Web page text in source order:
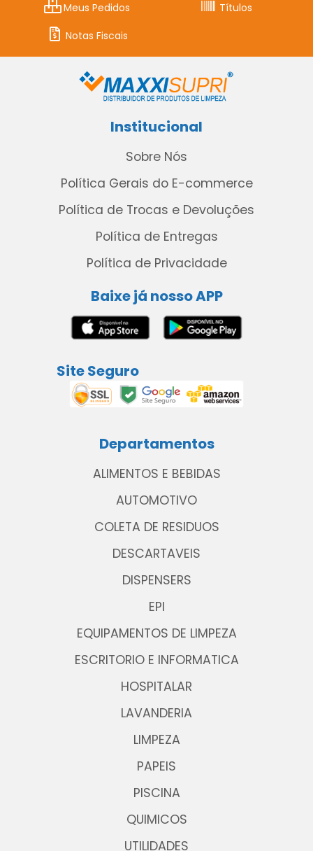
Meus Pedidos
Títulos
Notas Fiscais
Institucional
Sobre Nós
Política Gerais do E-commerce
Política de Trocas e Devoluções
Política de Entregas
Política de Privacidade
Baixe já nosso APP
Site Seguro
Departamentos
ALIMENTOS E BEBIDAS
AUTOMOTIVO
COLETA DE RESIDUOS
DESCARTAVEIS
DISPENSERS
EPI
EQUIPAMENTOS DE LIMPEZA
ESCRITORIO E INFORMATICA
HOSPITALAR
LAVANDERIA
LIMPEZA
PAPEIS
PISCINA
QUIMICOS
UTILIDADES